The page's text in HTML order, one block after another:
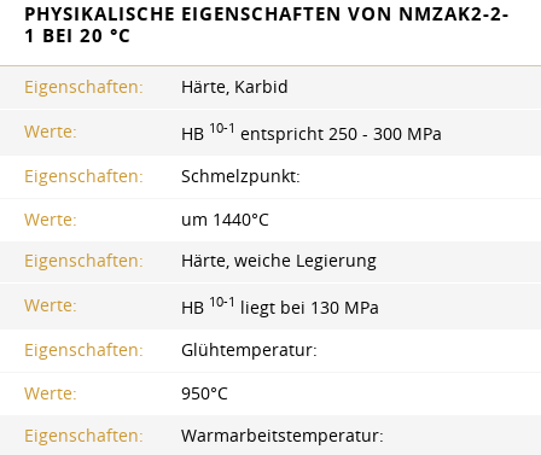
PHYSIKALISCHE EIGENSCHAFTEN VON NMZAK2-2-
1 BEI 20 °C
Eigenschaften: Härte, Karbid
Werte: HB 10-1 entspricht 250 - 300 MPa
Eigenschaften:
Schmelzpunkt:
Werte:
um 1440°C
Eigenschaften:
Härte, weiche Legierung
Werte: HB 10-1 liegt bei 130 MPa
Eigenschaften:
Glühtemperatur:
Werte:
950°C
Eigenschaften:
Warmarbeitstemperatur: